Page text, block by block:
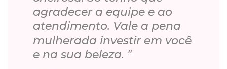
agradecer a equipe e ao
atendimento. Vale a pena
mulherada investir em você
e na sua beleza. "